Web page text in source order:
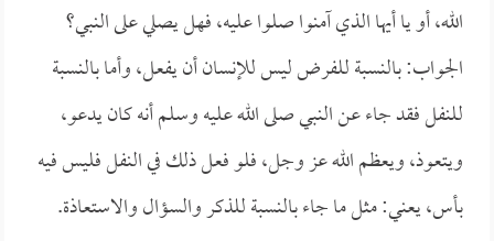
الله، أو يا أيها الذي آمنوا صلوا عليه، فهل يصلي على النبي؟
الجواب: بالنسبة للفرض ليس للإنسان أن يفعل، وأما بالنسبة
للنفل فقد جاء عن النبي صلى الله عليه وسلم أنه كان يدعو،
ويتعوذ، ويعظم الله عز وجل، فلو فعل ذلك في النفل فليس فيه
بأس، يعني: مثل ما جاء بالنسبة للذكر والسؤال والاستعاذة.